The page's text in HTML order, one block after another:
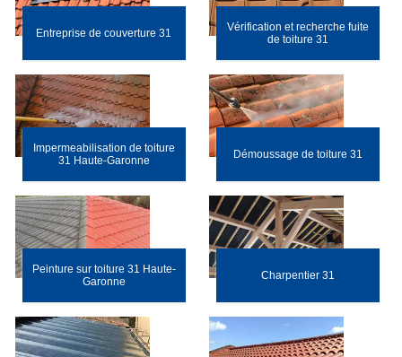
Entreprise de couverture 31
Vérification et recherche fuite
de toiture 31
Impermeabilisation de toiture
31 Haute-Garonne
Démoussage de toiture 31
Peinture sur toiture 31 Haute-
Garonne
Charpentier 31